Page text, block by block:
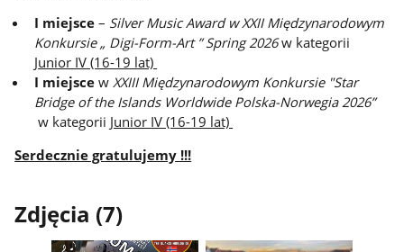
I miejsce – Silver Music Award w XXII Międzynarodowym
Konkursie „ Digi-Form-Art ” Spring 2026w kategorii
Junior IV (16-19 lat)
I miejsce w XXIII Międzynarodowym Konkursie "Star
Bridge of the Islands Worldwide Polska-Norwegia 2026”
w kategorii Junior IV (16-19 lat)
Serdecznie gratulujemy !!!
Zdjęcia (7)